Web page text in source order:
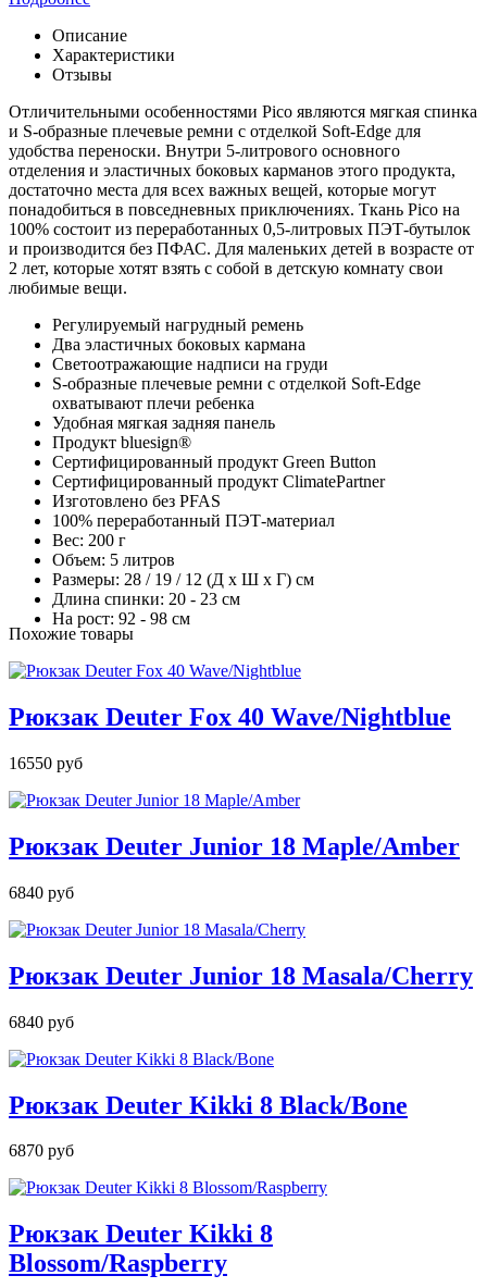
Описание
Характеристики
Отзывы
Отличительными особенностями Pico являются мягкая спинка
и S-образные плечевые ремни с отделкой Soft-Edge для
удобства переноски. Внутри 5-литрового основного
отделения и эластичных боковых карманов этого продукта,
достаточно места для всех важных вещей, которые могут
понадобиться в повседневных приключениях. Ткань Pico на
100% состоит из переработанных 0,5-литровых ПЭТ-бутылок
и производится без ПФАС. Для маленьких детей в возрасте от
2 лет, которые хотят взять с собой в детскую комнату свои
любимые вещи.
Регулируемый нагрудный ремень
Два эластичных боковых кармана
Светоотражающие надписи на груди
S-образные плечевые ремни с отделкой Soft-Edge
охватывают плечи ребенка
Удобная мягкая задняя панель
Продукт bluesign®
Сертифицированный продукт Green Button
Сертифицированный продукт ClimatePartner
Изготовлено без PFAS
100% переработанный ПЭТ-материал
Вес: 200 г
Объем: 5 литров
Размеры: 28 / 19 / 12 (Д x Ш x Г) см
Длина спинки: 20 - 23 см
На рост: 92 - 98 см
Похожие товары
Рюкзак Deuter Fox 40 Wave/Nightblue
16550 руб
Рюкзак Deuter Junior 18 Maple/Amber
6840 руб
Рюкзак Deuter Junior 18 Masala/Cherry
6840 руб
Рюкзак Deuter Kikki 8 Black/Bone
6870 руб
Рюкзак Deuter Kikki 8
Blossom/Raspberry